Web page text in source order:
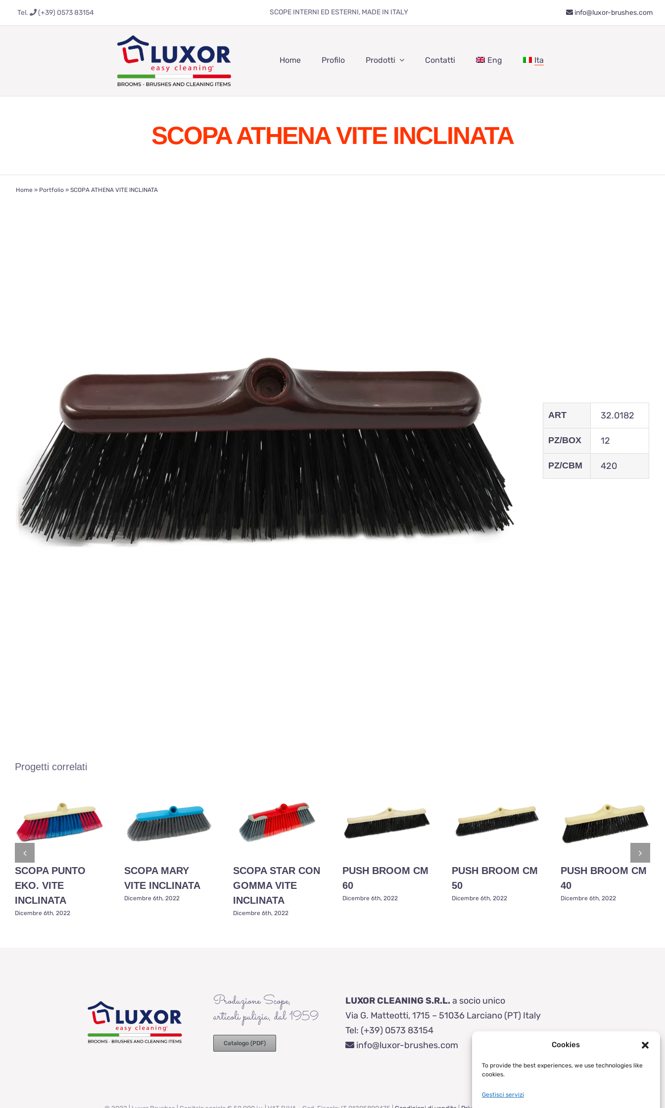
Cookies
To provide the best experiences, we use technologies like
cookies.
Gestisci servizi
Tel. (+39) 0573 83154 SCOPE INTERNI ED ESTERNI, MADE IN ITALY info@luxor-brushes.com
Home Profilo Prodotti Contatti Eng Ita
SCOPA ATHENA VITE INCLINATA
Home» Portfolio» SCOPA ATHENA VITE INCLINATA
ART 32.0182
PZ/BOX 12
PZ/CBM 420
Progetti correlati
SCOPA PUNTO
EKO. VITE
INCLINATA
Dicembre 6th, 2022
SCOPA MARY
VITE INCLINATA
Dicembre 6th, 2022
SCOPA STAR CON
GOMMA VITE
INCLINATA
Dicembre 6th, 2022
PUSH BROOM CM
60
Dicembre 6th, 2022
PUSH BROOM CM
50
Dicembre 6th, 2022
PUSH BROOM CM
40
Dicembre 6th, 2022
Produzione Scope,
articoli pulizia, dal 1959
Catalogo (PDF)
LUXOR CLEANING S.R.L.a socio unico
Via G. Matteotti, 1715 – 51036 Larciano (PT) Italy
Tel: (+39) 0573 83154
info@luxor-brushes.com